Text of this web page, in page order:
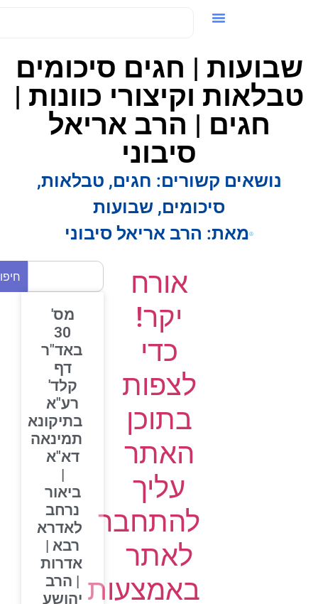
שבועות | חגים סיכומים
וקיצורי כוונות |
חגים | הרב אריאל
סיבוני
נושאים קשורים: חגים,טבלאות,
סיכומים,שבועות
מאת:הרב אריאל סיבוני
אורח
יקר!
כדי
לצפות
בתוכן
האתר
עליך
להתחבר
לאתר
באמצעות
חיפוש
מס'
30
באד"ר
דף
קלד'
רע"א
בתיקונא
תמינאה
דא"א
ביאור
נרחב
לאדרא
רבא |
אדרות
| הרב
יהושע